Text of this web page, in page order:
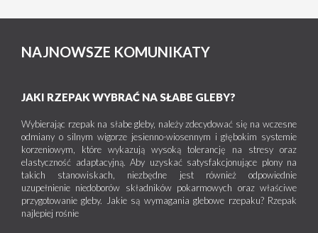
NAJNOWSZE KOMUNIKATY
JAKI RZEPAK WYBRAĆ NA SŁABE GLEBY?
Wybierając rzepak na słabe gleby, należy zdecydować się na wczesne
odmiany o silnym wigorze jesienno-wiosennym i głębokim systemie
korzeniowym, które wykazują wysoką tolerancję na stresy oraz
elastyczność adaptacyjną. Aby uzyskać satysfakcjonujące plony na
takich stanowiskach, niezbędne jest również odpowiednie
uzupełnienie niedoborów składników pokarmowych oraz właściwe
przygotowanie gleby. Jakie są wymagania glebowe rzepaku? Rzepak
najlepiej rośnie